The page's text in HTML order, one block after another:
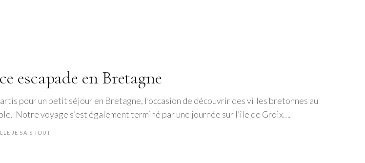
escapade en Bretagne
pour un petit séjour en Bretagne, l’occasion de découvrir des villes bretonnes au
Notre voyage s’est également terminé par une journée sur l’île de Groix….
JE SAIS TOUT